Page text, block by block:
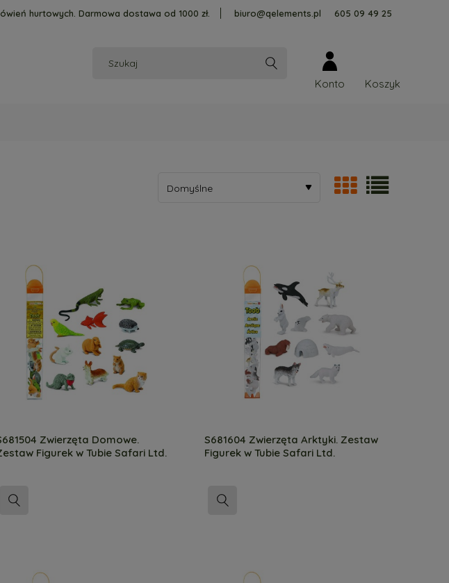
hurtowych. Darmowa dostawa od 1000 zł. biuro@qelements.pl 605 09 49 25
Konto
Zwierzęta Domowe.
Figurek w Tubie Safari Ltd.
S681604 Zwierzęta Arktyki. Zestaw
Figurek w Tubie Safari Ltd.